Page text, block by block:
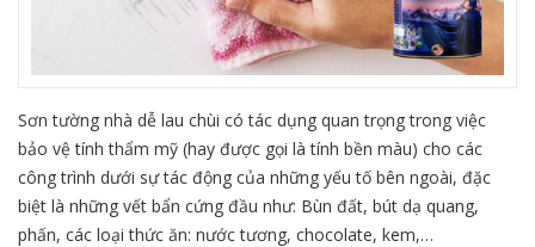
Sơn tường nhà dễ lau chùi có tác dụng quan trọng trong việc
bảo vệ tính thẩm mỹ (hay được gọi là tính bền màu) cho các
công trình dưới sự tác động của những yếu tố bên ngoài, đặc
biệt là những vết bẩn cứng đầu như: Bùn đất, bút dạ quang,
phấn, các loại thức ăn: nước tương, chocolate, kem,…